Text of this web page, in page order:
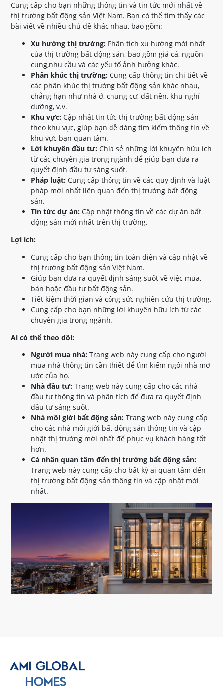
Cung cấp cho bạn những thông tin và tin tức mới nhất về
thị trường bất động sản Việt Nam. Bạn có thể tìm thấy các
bài viết về nhiều chủ đề khác nhau, bao gồm:
Xu hướng thị trường: Phân tích xu hướng mới nhất
của thị trường bất động sản, bao gồm giá cả, nguồn
cung,nhu cầu và các yếu tố ảnh hưởng khác.
Phân khúc thị trường: Cung cấp thông tin chi tiết về
các phân khúc thị trường bất động sản khác nhau,
chẳng hạn như nhà ở, chung cư, đất nền, khu nghỉ
dưỡng, v.v.
Khu vực: Cập nhật tin tức thị trường bất động sản
theo khu vực, giúp bạn dễ dàng tìm kiếm thông tin về
khu vực bạn quan tâm.
Lời khuyên đầu tư: Chia sẻ những lời khuyên hữu ích
từ các chuyên gia trong ngành để giúp bạn đưa ra
quyết định đầu tư sáng suốt.
Pháp luật: Cung cấp thông tin về các quy định và luật
pháp mới nhất liên quan đến thị trường bất động
sản.
Tin tức dự án: Cập nhật thông tin về các dự án bất
động sản mới nhất trên thị trường.
Lợi ích:
Cung cấp cho bạn thông tin toàn diện và cập nhật về
thị trường bất động sản Việt Nam.
Giúp bạn đưa ra quyết định sáng suốt về việc mua,
bán hoặc đầu tư bất động sản.
Tiết kiệm thời gian và công sức nghiên cứu thị trường.
Cung cấp cho bạn những lời khuyên hữu ích từ các
chuyên gia trong ngành.
Ai có thể theo dõi:
Người mua nhà: Trang web này cung cấp cho người
mua nhà thông tin cần thiết để tìm kiếm ngôi nhà mơ
ước của họ.
Nhà đầu tư: Trang web này cung cấp cho các nhà
đầu tư thông tin và phân tích để đưa ra quyết định
đầu tư sáng suốt.
Nhà môi giới bất động sản: Trang web này cung cấp
cho các nhà môi giới bất động sản thông tin và cập
nhật thị trường mới nhất để phục vụ khách hàng tốt
hơn.
Cá nhân quan tâm đến thị trường bất động sản:
Trang web này cung cấp cho bất kỳ ai quan tâm đến
thị trường bất động sản thông tin và cập nhật mới
nhất.